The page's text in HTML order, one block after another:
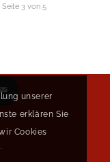
Seite 3 von 5
unserer
erklären Sie
Cookies